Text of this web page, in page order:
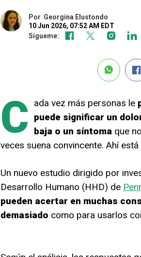
Por Georgina Elustondo
10 Jun 2026, 07:52 AM EDT
Sígueme:
C ada vez más personas le
puede significar un
baja o un síntomaque
veces suena convincente. Ahí
Un nuevo estudio dirigido por
Desarrollo Humano (HHD) de
pueden acertar en muchas
demasiado como para usarlos